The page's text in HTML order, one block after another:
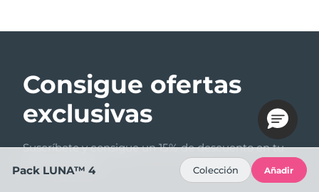
Consigue ofertas
exclusivas
Suscríbete y consigue un 15% de descuento en tu
primer pedido.
Pack LUNA™ 4 Colección Añadir